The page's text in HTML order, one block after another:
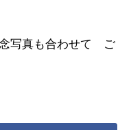
写真も合わせて ご